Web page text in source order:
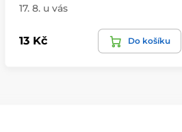
17. 8. u vás
13 Kč Do košíku